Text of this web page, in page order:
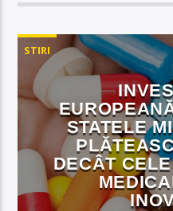
STIRI
STATELE
DECÂT